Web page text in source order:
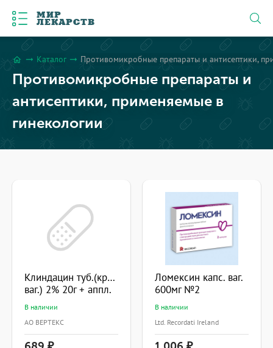
МИР
ЛЕКАРСТВ
home arrow_right_alt Каталог arrow_right_alt Противомикробные препараты и антисептики,
Противомикробные препараты и
антисептики, применяемые в
гинекологии
Клиндацин туб.(крем
ваг.) 2% 20г + аппл.
В наличии
АО ВЕРТЕКС
Ломексин капс. ваг.
600мг №2
В наличии
Ltd. Recordati Ireland